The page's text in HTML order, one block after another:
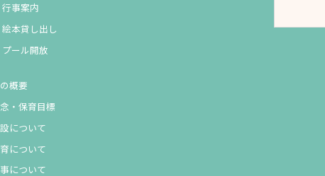
行事案内
絵本貸し出し
プール開放
概要
・保育目標
について
について
について